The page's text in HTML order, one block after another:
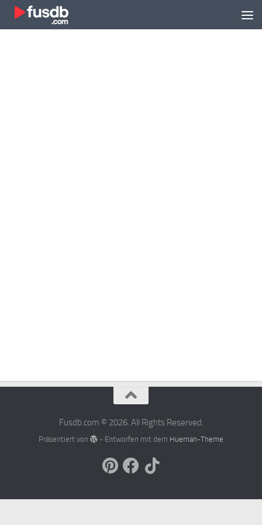
Zum Inhalt springen
Fusdb.com © 2026. All Rights Reserved.
Präsentiert von - Entworfen mit dem Hueman-Theme